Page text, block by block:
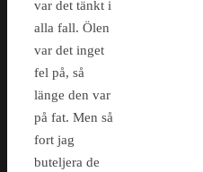
var det tänkt i
alla fall. Ölen
var det inget
fel på, så
länge den var
på fat. Men så
fort jag
buteljera de